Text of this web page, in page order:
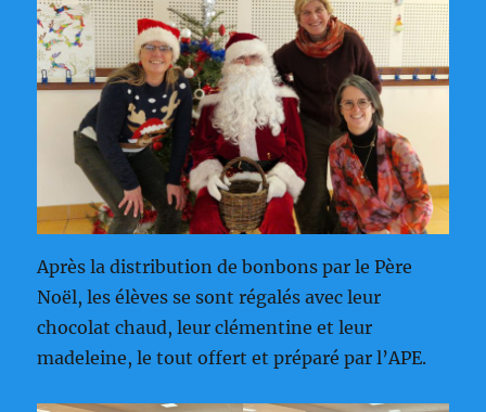
Après la distribution de bonbons par le Père
Noël, les élèves se sont régalés avec leur
chocolat chaud, leur clémentine et leur
madeleine, le tout offert et préparé par l’APE.